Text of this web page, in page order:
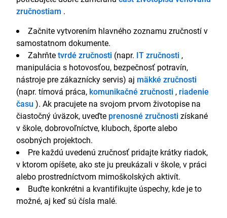
zručnostiam .
Začnite vytvorením hlavného zoznamu zručností v
samostatnom dokumente.
Zahrňtetvrdé zručnosti (napr. IT zručnosti ,
manipulácia s hotovosťou, bezpečnosť potravín,
nástroje pre zákaznícky servis) aj mäkké zručnosti
(napr. tímová práca, komunikačné zručnosti , riadenie
času ). Ak pracujete na svojom prvom životopise na
čiastočný úväzok, uveďte prenosné zručnosti získané
v škole, dobrovoľníctve, kluboch, športe alebo
osobných projektoch.
Pre každú uvedenú zručnosť pridajte krátky riadok,
v ktorom opíšete, ako ste ju preukázali v škole, v práci
alebo prostredníctvom mimoškolských aktivít.
Buďte konkrétni a kvantifikujte úspechy, kde je to
možné, aj keď sú čísla malé.